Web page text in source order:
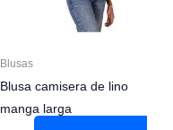
Blusas
Blusa camisera de lino
manga larga